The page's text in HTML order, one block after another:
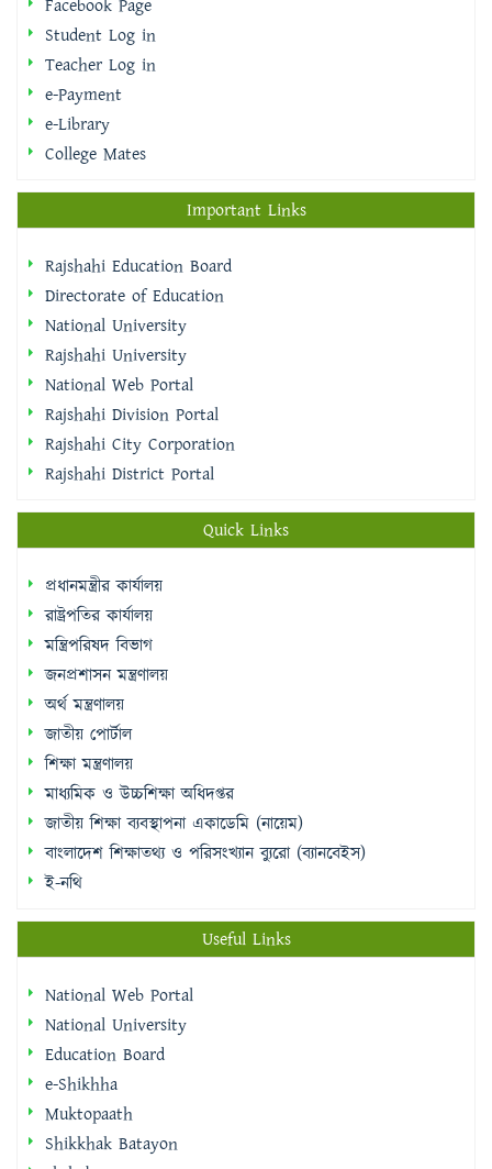
Facebook Page
Student Log in
Teacher Log in
e-Payment
e-Library
College Mates
Important Links
Rajshahi Education Board
Directorate of Education
National University
Rajshahi University
National Web Portal
Rajshahi Division Portal
Rajshahi City Corporation
Rajshahi District Portal
Quick Links
প্রধানমন্ত্রীর কার্যালয়
রাষ্ট্রপতির কার্যালয়
মন্ত্রিপরিষদ বিভাগ
জনপ্রশাসন মন্ত্রণালয়
অর্থ মন্ত্রণালয়
জাতীয় পোর্টাল
শিক্ষা মন্ত্রণালয়
মাধ্যমিক ও উচ্চশিক্ষা অধিদপ্তর
জাতীয় শিক্ষা ব্যবস্থাপনা একাডেমি (নায়েম)
বাংলাদেশ শিক্ষাতথ্য ও পরিসংখ্যান ব্যুরো (ব্যানবেইস)
ই-নথি
Useful Links
National Web Portal
National University
Education Board
e-Shikhha
Muktopaath
Shikkhak Batayon